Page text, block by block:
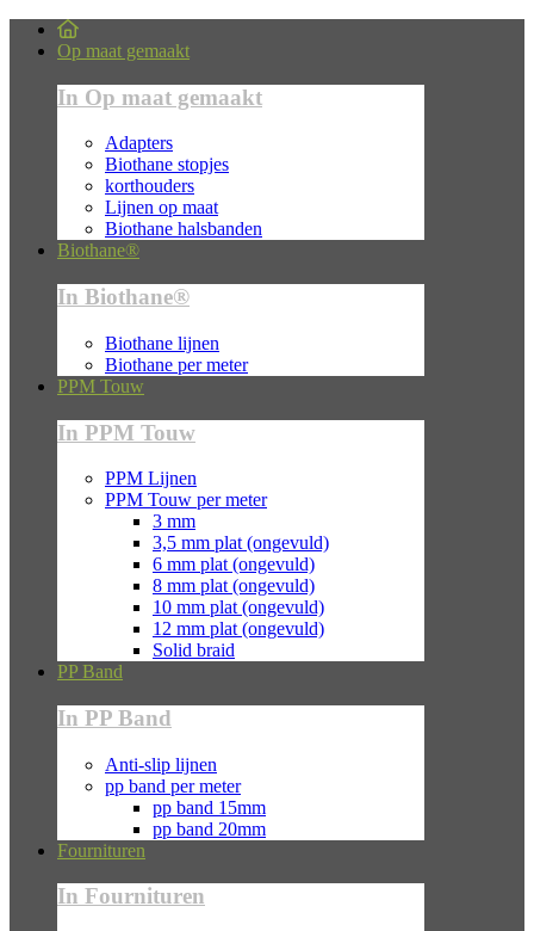
Op maat gemaakt
In Op maat gemaakt
Adapters
Biothane stopjes
korthouders
Lijnen op maat
Biothane halsbanden
Biothane®
In Biothane®
Biothane lijnen
Biothane per meter
PPM Touw
In PPM Touw
PPM Lijnen
PPM Touw per meter
3 mm
3,5 mm plat (ongevuld)
6 mm plat (ongevuld)
8 mm plat (ongevuld)
10 mm plat (ongevuld)
12 mm plat (ongevuld)
Solid braid
PP Band
In PP Band
Anti-slip lijnen
pp band per meter
pp band 15mm
pp band 20mm
Fournituren
In Fournituren